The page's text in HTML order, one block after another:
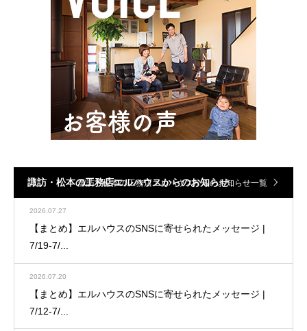
諏訪・松本の工務店エルハウスからのお知らせ
諏訪・松本の工務店エルハウスからのお知らせ一覧
2026.07.27
【まとめ】エルハウスのSNSに寄せられたメッセージ |
7/19-7/...
2026.07.20
【まとめ】エルハウスのSNSに寄せられたメッセージ |
7/12-7/...